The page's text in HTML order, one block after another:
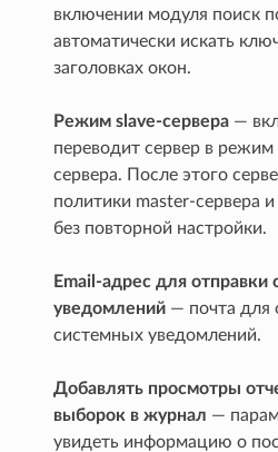
включении модуля поиск
автоматически искать
заголовках окон.
Режим slave-сервера —
переводит сервер в
сервера. После этого
политики master-сервера
без повторной настройки.
Email-адрес для отправки
уведомлений — почта для
системных уведомлений.
Добавлять просмотры
выборок в журнал —
увидеть информацию о